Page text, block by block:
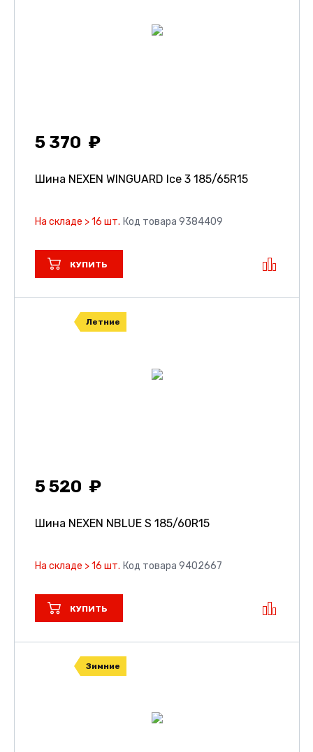
5 370
Шина NEXEN WINGUARD Ice 3 185/65R15
На складе > 16 шт. Код товара 9384409
КУПИТЬ
Летние
5 520
Шина NEXEN NBLUE S 185/60R15
На складе > 16 шт. Код товара 9402667
КУПИТЬ
Зимние